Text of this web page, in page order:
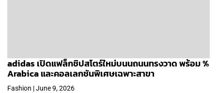
adidas เปิดแฟล็กชิปสโตร์ใหม่บนนถนนทรงวาด พร้อม %
Arabica และคอลเลกชันพิเศษเฉพาะสาขา
Fashion | June 9, 2026